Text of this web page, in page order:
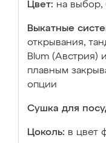
Цвет: на выбор,
Выкатные
открывания,
Blum (Австрия)
плавным
опции
Сушка для
Цоколь: в цвет